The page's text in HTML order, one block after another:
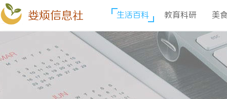
娄烦信息社 生活百科 教育科研 美